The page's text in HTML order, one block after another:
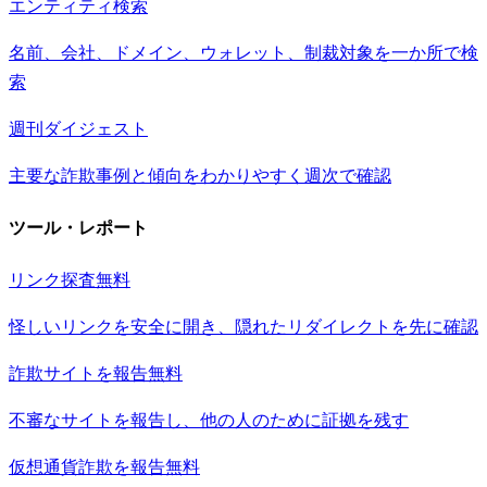
エンティティ検索
名前、会社、ドメイン、ウォレット、制裁対象を一か所で検
索
週刊ダイジェスト
主要な詐欺事例と傾向をわかりやすく週次で確認
ツール・レポート
リンク探査無料
怪しいリンクを安全に開き、隠れたリダイレクトを先に確認
詐欺サイトを報告無料
不審なサイトを報告し、他の人のために証拠を残す
仮想通貨詐欺を報告無料